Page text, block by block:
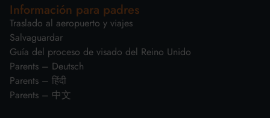
Información para padres
Traslado al aeropuerto y viajes
Salvaguardar
Guía del proceso de visado del Reino Unido
Parents – Deutsch
Parents – हिंदी
Parents – 中文